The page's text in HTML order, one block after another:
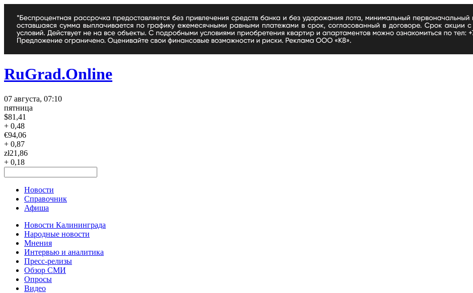
RuGrad.Online
07 августа, 07:10
пятница
$81,41
+ 0,48
€94,06
+ 0,87
zł21,86
+ 0,18
Новости
Справочник
Афиша
Новости Калининграда
Народные новости
Мнения
Интервью и аналитика
Пресс-релизы
Обзор СМИ
Опросы
Видео